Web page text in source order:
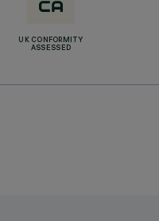
UK CONFORMITY
ASSESSED